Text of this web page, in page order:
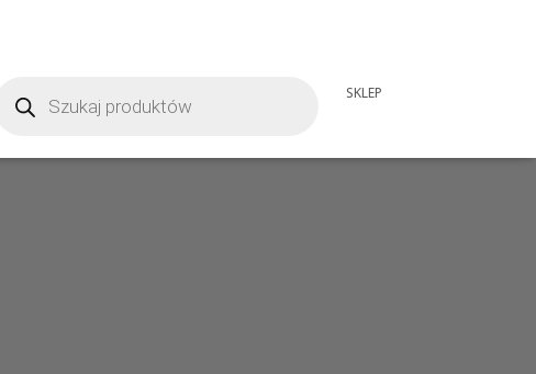
produktów SKLEP